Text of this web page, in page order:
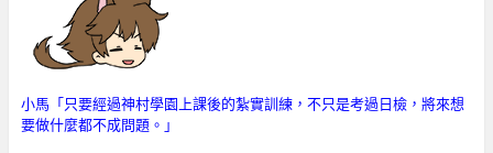
小馬「只要經過神村學園上課後的紮實訓練，不只是考過日檢，將來想
要做什麼都不成問題。 」